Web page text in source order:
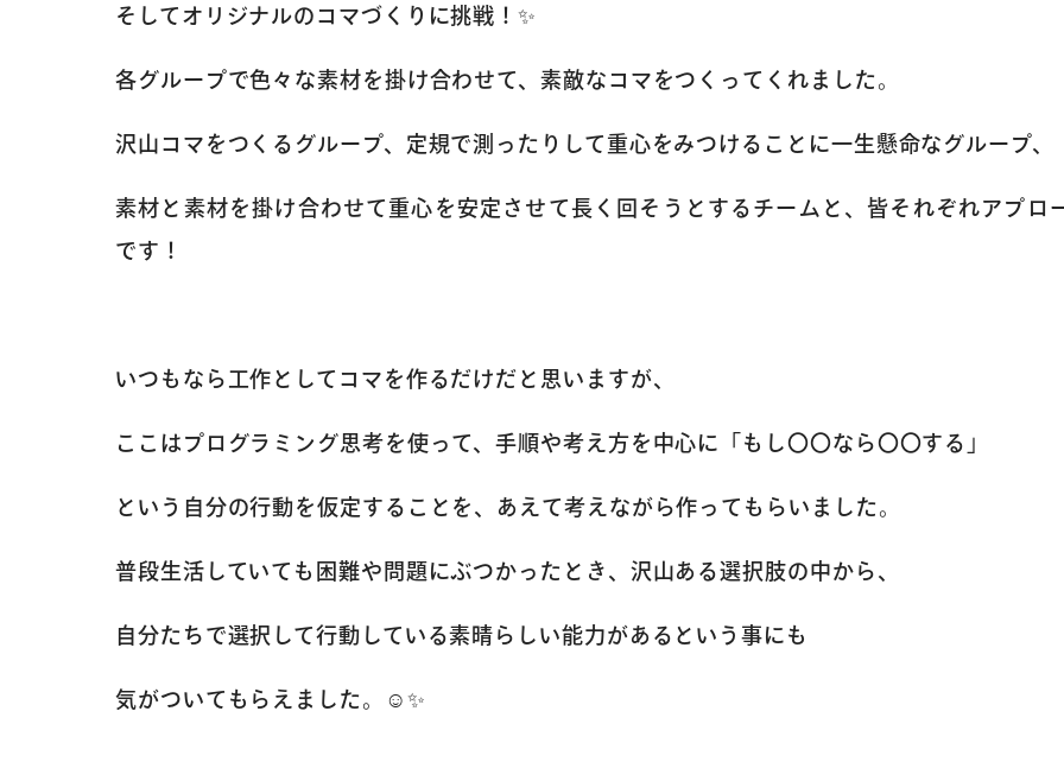
トップページ
学童保育
そしてオリジナルのコマづくりに挑戦！✨
各グループで色々な素材を掛け合わせて、素敵なコマをつくってくれました。
沢山コマをつくるグループ、定規で測ったりして重心をみつけることに一生懸命なグループ、
素材と素材を掛け合わせて重心を安定させて長く回そうとするチームと、皆それぞれアプロ
です！
いつもなら工作としてコマを作るだけだと思いますが、
ここはプログラミング思考を使って、手順や考え方を中心に「もし〇〇なら〇〇する」
という自分の行動を仮定することを、あえて考えながら作ってもらいました。
普段生活していても困難や問題にぶつかったとき、沢山ある選択肢の中から、
自分たちで選択して行動している素晴らしい能力があるという事にも
気がついてもらえました。☺️✨